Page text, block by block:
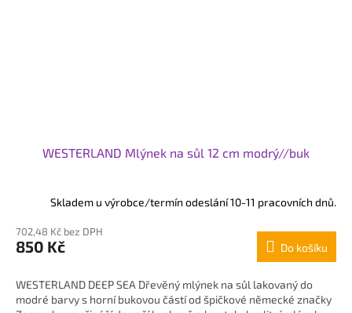
WESTERLAND Mlýnek na sůl 12 cm modrý//buk
Skladem u výrobce/termín odeslání 10-11 pracovních dnů.
702,48 Kč bez DPH
850 Kč Do košíku
WESTERLAND DEEP SEA Dřevěný mlýnek na sůl lakovaný do
modré barvy s horní bukovou částí od špičkové německé značky